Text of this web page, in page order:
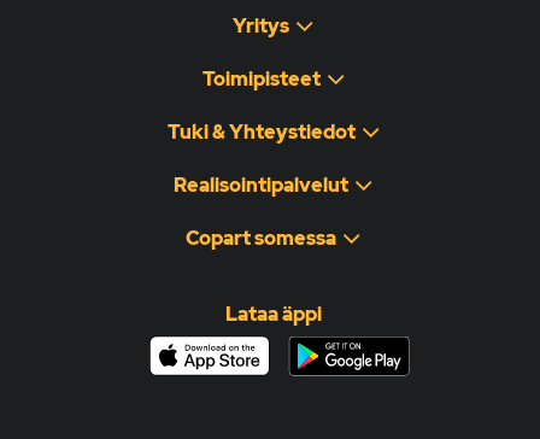
Yritys
Toimipisteet
Tuki & Yhteystiedot
Realisointipalvelut
Copart somessa
Lataa äppi